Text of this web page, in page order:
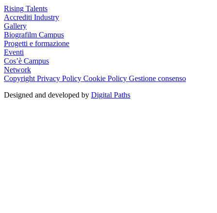
Rising Talents
Accrediti Industry
Gallery
Biografilm Campus
Progetti e formazione
Eventi
Cos’è Campus
Network
Copyright Privacy Policy Cookie Policy Gestione consenso
Designed and developed by Digital Paths